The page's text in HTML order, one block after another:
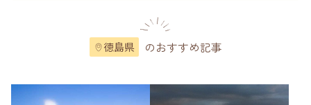
徳島県 のおすすめ記事